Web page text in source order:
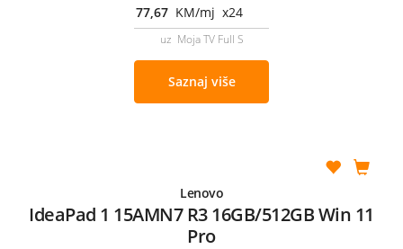
77,67 KM/mj x24
uz Moja TV Full S
Saznaj više
Lenovo
IdeaPad 1 15AMN7 R3 16GB/512GB Win 11
Pro